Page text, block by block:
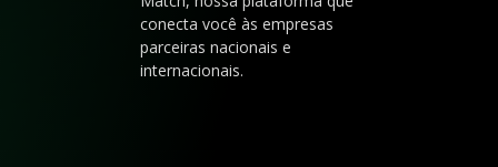
conecta você às empresas
parceiras nacionais e
internacionais.